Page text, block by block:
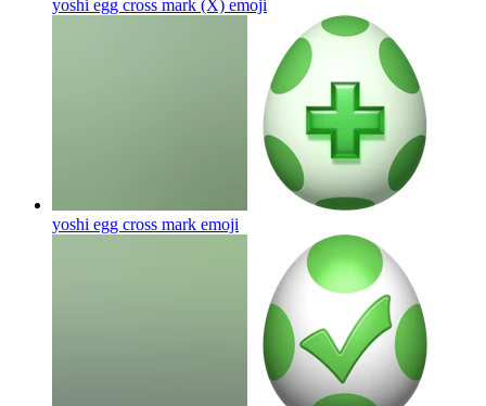
yoshi egg cross mark (X) emoji
yoshi egg cross mark emoji